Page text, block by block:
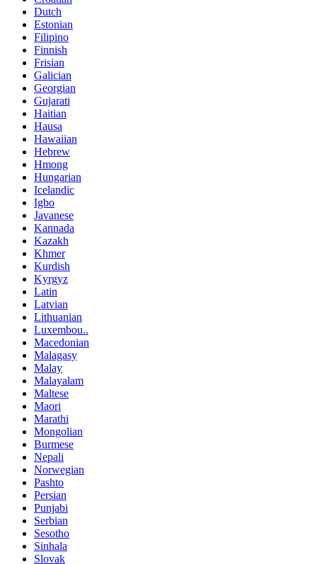
Dutch
Estonian
Filipino
Finnish
Frisian
Galician
Georgian
Gujarati
Haitian
Hausa
Hawaiian
Hebrew
Hmong
Hungarian
Icelandic
Igbo
Javanese
Kannada
Kazakh
Khmer
Kurdish
Kyrgyz
Latin
Latvian
Lithuanian
Luxembou..
Macedonian
Malagasy
Malay
Malayalam
Maltese
Maori
Marathi
Mongolian
Burmese
Nepali
Norwegian
Pashto
Persian
Punjabi
Serbian
Sesotho
Sinhala
Slovak